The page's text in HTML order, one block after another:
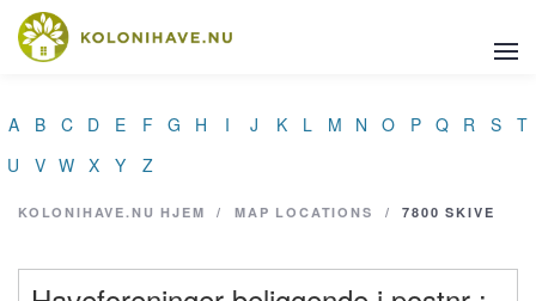
A B C D E F G H I J K L M N O P Q R S
T
U
V W X Y Z
KOLONIHAVE.NU HJEM / MAP LOCATIONS / 7800 SKIVE